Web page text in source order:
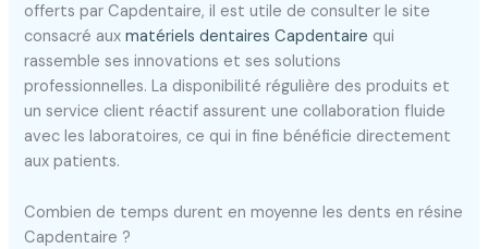
offerts par Capdentaire, il est utile de consulter le site
consacré auxmatériels dentaires Capdentaire qui
rassemble ses innovations et ses solutions
professionnelles. La disponibilité régulière des produits et
un service client réactif assurent une collaboration fluide
avec les laboratoires, ce qui in fine bénéficie directement
aux patients.
Combien de temps durent en moyenne les dents en résine
Capdentaire ?